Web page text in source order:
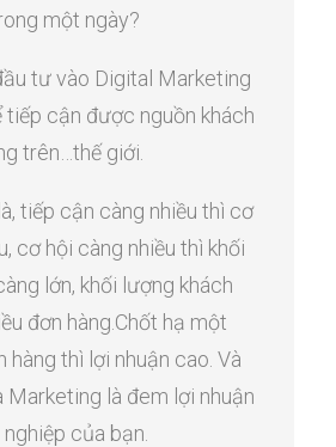
một ngày?
tư vào Digital Marketing
tiếp cận được nguồn khách
trên…thế giới.
tiếp cận càng nhiều thì cơ
cơ hội càng nhiều thì khối
lớn, khối lượng khách
đơn hàng.Chốt hạ một
hàng thì lợi nhuận cao. Và
là đem lợi nhuận
của bạn.